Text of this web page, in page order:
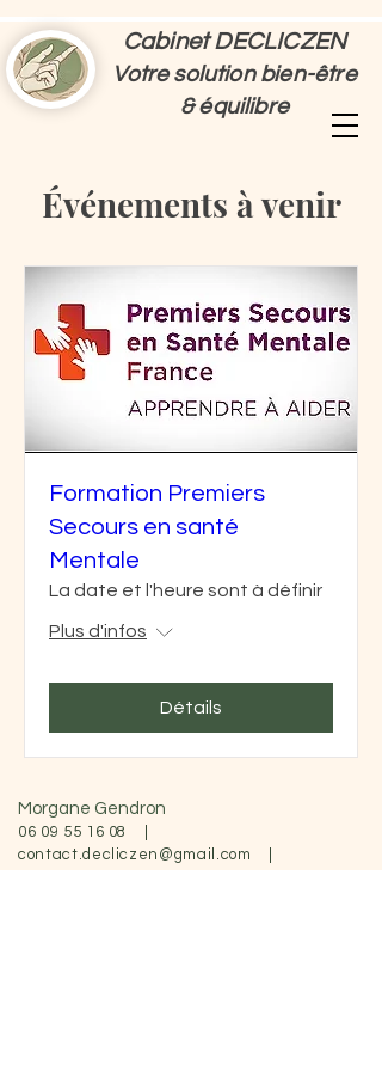
Cabinet DECLICZEN
Votre solution bien-être
& équilibre
Événements à venir
Formation Premiers
Secours en santé
Mentale
La date et l'heure sont à définir
Plus d'infos
Détails
Morgane Gendron
06 09 55 16 08
contact.decliczen@gmail.com